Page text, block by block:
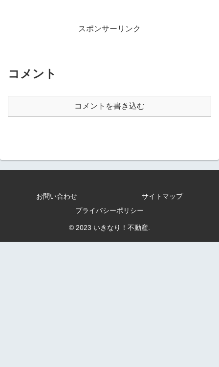
スポンサーリンク
コメント
コメントを書き込む
お問い合わせ
サイトマップ
プライバシーポリシー
© 2023 いきなり！不動産.